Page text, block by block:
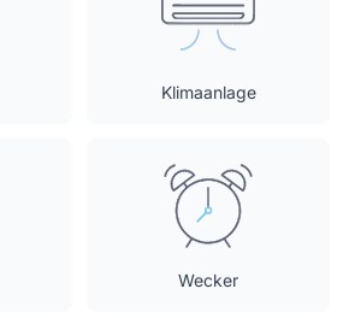
Klimaanlage
Wecker